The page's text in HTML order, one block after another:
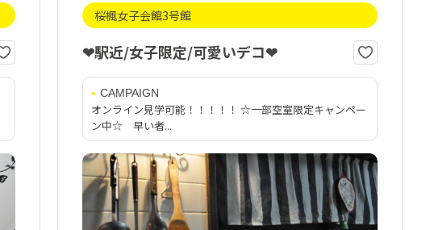
桜楓女子会館3号館
❤駅近/女子限定/可愛いデコ❤
CAMPAIGN
オンライン見学可能！！！！！ ☆一部空室限定キャンペー
ン中☆ 早い者...